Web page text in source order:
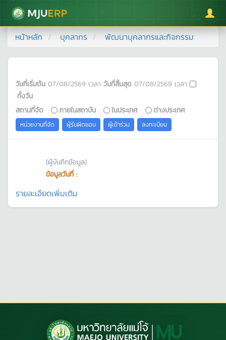
มหาวิทยาลัยแม่โจ้
หน้าหลัก บุคลากร พัฒนาบุคลากรและกิจกรรม
วันที่เริ่มต้น 07/08/2569 เวลา วันที่สิ้นสุด 07/08/2569 เวลา
ทั้งวัน
สถานที่จัด
ภายในสถาบัน ในประเทศ ต่างประเทศ
หน่วยงานที่จัด ผู้รับผิดชอบ ผู้เข้าร่วม ลงทะเบียน
(ผู้บันทึกข้อมูล)
ข้อมูลวันที่ :
รายละเอียดเพิ่มเติม